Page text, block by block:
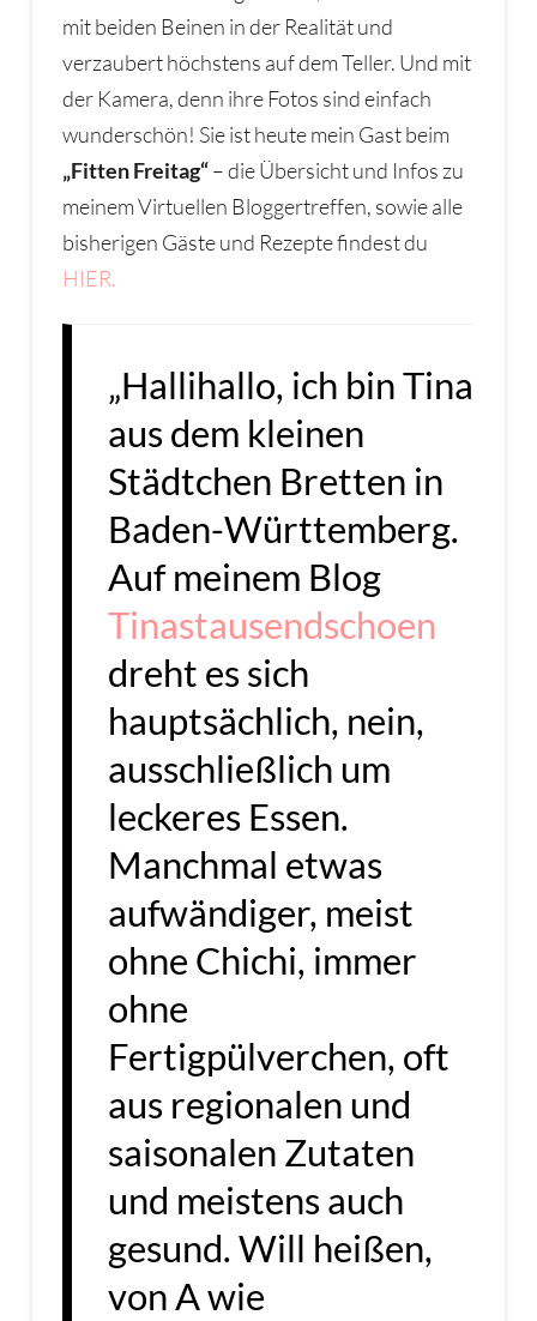
mit beiden Beinen in der Realität und
verzaubert höchstens auf dem Teller. Und mit
der Kamera, denn ihre Fotos sind einfach
wunderschön! Sie ist heute mein Gast beim
„Fitten Freitag“– die Übersicht und Infos zu
meinem Virtuellen Bloggertreffen, sowie alle
bisherigen Gäste und Rezepte findest du
HIER.
„Hallihallo, ich bin Tina
aus dem kleinen
Städtchen Bretten in
Baden-Württemberg.
Auf meinem Blog
Tinastausendschoen
dreht es sich
hauptsächlich, nein,
ausschließlich um
leckeres Essen.
Manchmal etwas
aufwändiger, meist
ohne Chichi, immer
ohne
Fertigpülverchen, oft
aus regionalen und
saisonalen Zutaten
und meistens auch
gesund. Will heißen,
von A wie